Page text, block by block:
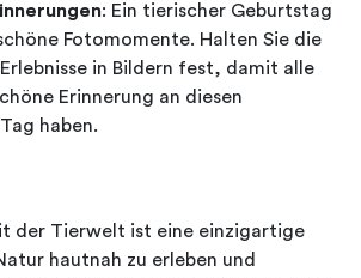
: Ein tierischer Geburtstag
Fotomomente. Halten Sie die
in Bildern fest, damit alle
Erinnerung an diesen
haben.
der Tierwelt ist eine einzigartige
hautnah zu erleben und